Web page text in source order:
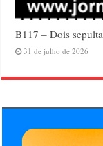
B117 – Dois
31 de julho de 2026